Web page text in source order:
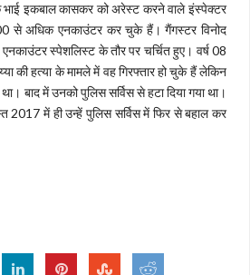
इकबाल कासकर को अरेस्ट करने वाले इंस्पेक्टर
से अधिक एनकाउंटर कर चुके हैं। गैंगस्टर विनोद
स्पेशलिस्ट के तौर पर चर्चित हुए। वर्ष 08
की हत्या के मामले में वह गिरफ्तार हो चुके हैं लेकिन
था। बाद में उनको पुलिस सर्विस से हटा दिया गया था।
2017 में ही उन्हें पुलिस सर्विस में फिर से बहाल कर